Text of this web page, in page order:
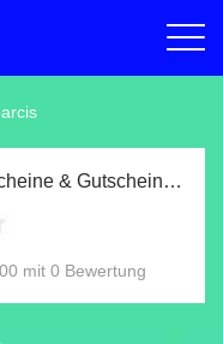
Barebarcis Gutscheine & Gutscheincodes Aug 2026
mit 0 Bewertung